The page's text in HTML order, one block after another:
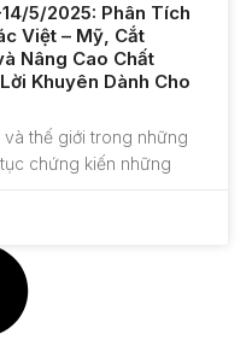
5/2025: Phân Tích
Việt – Mỹ, Cắt
Nâng Cao Chất
Khuyên Dành Cho
thế giới trong những
chứng kiến những